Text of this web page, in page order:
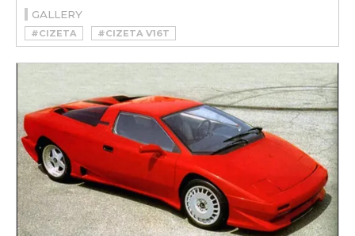
GALLERY
#CIZETA
#CIZETA V16T
#CIZETA-MORODER V16T